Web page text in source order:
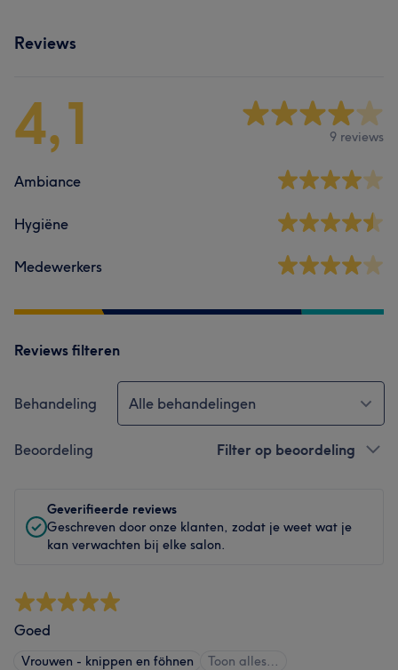
Reviews
4,1 9 reviews
Ambiance
Hygiëne
Medewerkers
Reviews filteren
Behandeling Alle behandelingen
Beoordeling Filter op beoordeling
Geverifieerde reviews
Geschreven door onze klanten, zodat je weet wat je
kan verwachten bij elke salon.
Goed
Vrouwen - knippen en föhnen Toon alles…